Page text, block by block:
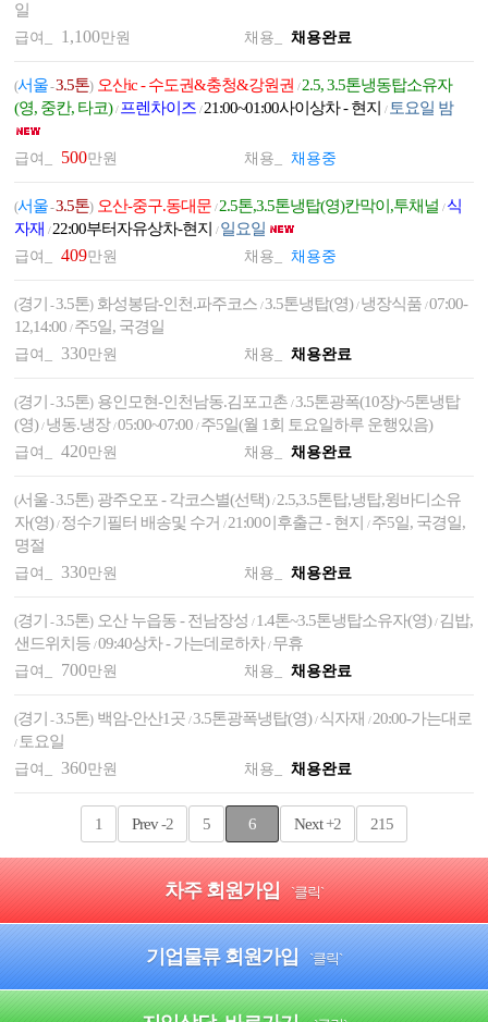
일
급여_ 1,100만원 채용_ 채용완료
(서울-3.5톤) 오산ic - 수도권&충청&강원권/ 2.5, 3.5톤냉동탑소유자
(영, 중칸, 타코)/ 프렌차이즈/ 21:00~01:00사이상차 - 현지/ 토요일 밤
급여_ 500만원 채용_ 채용중
(서울-3.5톤) 오산-중구.동대문/ 2.5톤,3.5톤냉탑(영)칸막이,투채널/ 식
자재/ 22:00부터자유상차-현지/ 일요일
급여_409만원 채용_ 채용중
(경기 -3.5톤) 화성봉담-인천.파주코스/3.5톤냉탑(영)/ 냉장식품/07:00-
12,14:00/ 주5일, 국경일
급여_ 330만원 채용_ 채용완료
(경기 -3.5톤) 용인모현-인천남동.김포고촌/3.5톤광폭(10장)~5톤냉탑
(영)/ 냉동.냉장/05:00~07:00/ 주5일(월 1회 토요일하루 운행있음)
급여_420만원 채용_ 채용완료
(서울-3.5톤) 광주오포 - 각코스별(선택)/ 2.5,3.5톤탑,냉탑,윙바디소유
자(영)/ 정수기필터 배송및 수거/ 21:00이후출근 - 현지/ 주5일, 국경일,
명절
급여_ 330만원 채용_ 채용완료
(경기 -3.5톤) 오산 누읍동 - 전남장성/ 1.4톤~3.5톤냉탑소유자(영)/ 김밥,
샌드위치등/09:40상차 - 가는데로하차/ 무휴
급여_ 700만원 채용_ 채용완료
(경기 -3.5톤) 백암-안산1곳/3.5톤광폭냉탑(영)/ 식자재/ 20:00-가는대로
/ 토요일
급여_ 360만원 채용_ 채용완료
1 Prev-2 5 6 Next+2 215
차주 회원가입 `클릭`
기업물류 회원가입 `클릭`